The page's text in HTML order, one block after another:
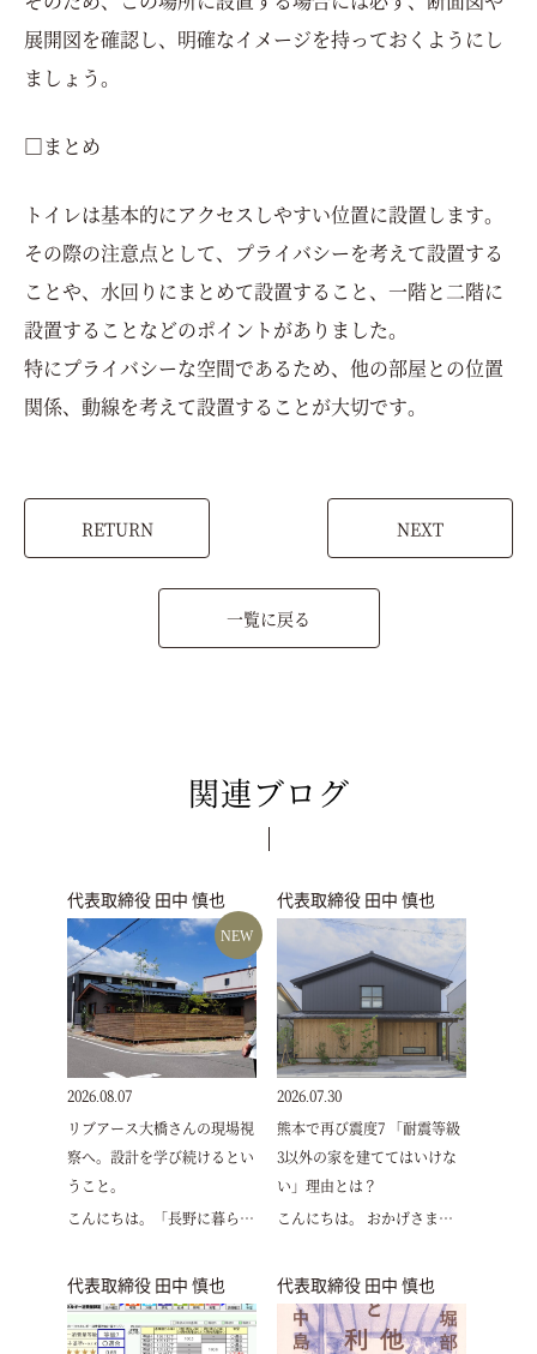
展開図を確認し、明確なイメージを持っておくようにし
ましょう。
□まとめ
トイレは基本的にアクセスしやすい位置に設置します。
その際の注意点として、プライバシーを考えて設置する
ことや、水回りにまとめて設置すること、一階と二階に
設置することなどのポイントがありました。
特にプライバシーな空間であるため、他の部屋との位置
関係、動線を考えて設置することが大切です。
RETURN NEXT
一覧に戻る
関連ブログ
代表取締役 田中 慎也
NEW
2026.08.07
リブアース大橋さんの現場視
察へ。設計を学び続けるとい
うこと。
こんにちは。「長野に暮ら…
代表取締役 田中 慎也
2026.07.30
熊本で再び震度7 「耐震等級
3以外の家を建ててはいけな
い」理由とは？
こんにちは。 おかげさま…
代表取締役 田中 慎也 代表取締役 田中 慎也